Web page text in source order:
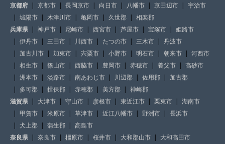
京都府
京都市 長岡京市 向日市 八幡市 京田辺市
宇治市
城陽市
木津川市 亀岡市 久世郡
相楽郡
兵庫県
神戸市 尼崎市 西宮市 芦屋市 宝塚市
姫路市
伊丹市
三田市 川西市 たつの市 三木市
丹波市
加古川市
加東市 宍粟市 小野市 明石市 朝来市
河西市
相生市
篠山市 西脇市 豊岡市 赤穂市 養父市
高砂市
洲本市
淡路市 南あわじ市 川辺郡 佐用郡
加古郡
多可郡
揖保郡 赤穂郡 美方郡
神崎郡
滋賀県
大津市 守山市 彦根市 東近江市 栗東市
湖南市
甲賀市
米原市 草津市 近江八幡市 野洲市
長浜市
犬上郡
蒲生郡
高島市
奈良県
奈良市 橿原市 桜井市 大和郡山市
大和高田市